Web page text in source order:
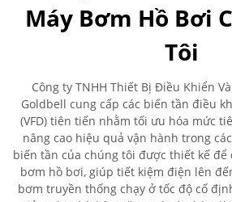
Máy Bơm Hồ Bơi
Tôi
Công ty TNHH Thiết Bị Điều Khiển
Goldbell cung cấp các biến tần điều
(VFD) tiên tiến nhằm tối ưu hóa mức
nâng cao hiệu quả vận hành trong
biến tần của chúng tôi được thiết kế để
bơm hồ bơi, giúp tiết kiệm điện lên
bơm truyền thống chạy ở tốc độ cố